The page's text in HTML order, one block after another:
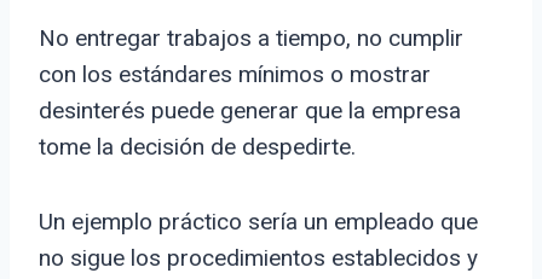
No entregar trabajos a tiempo, no cumplir
con los estándares mínimos o mostrar
desinterés puede generar que la empresa
tome la decisión de despedirte.
Un ejemplo práctico sería un empleado que
no sigue los procedimientos establecidos y